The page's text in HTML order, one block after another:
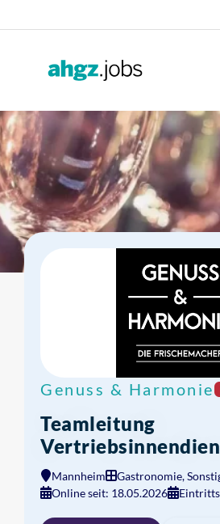
Genuss & Harmonie
Teamleitung
Mannheim Gastronomie,
Online seit: 18.05.2026